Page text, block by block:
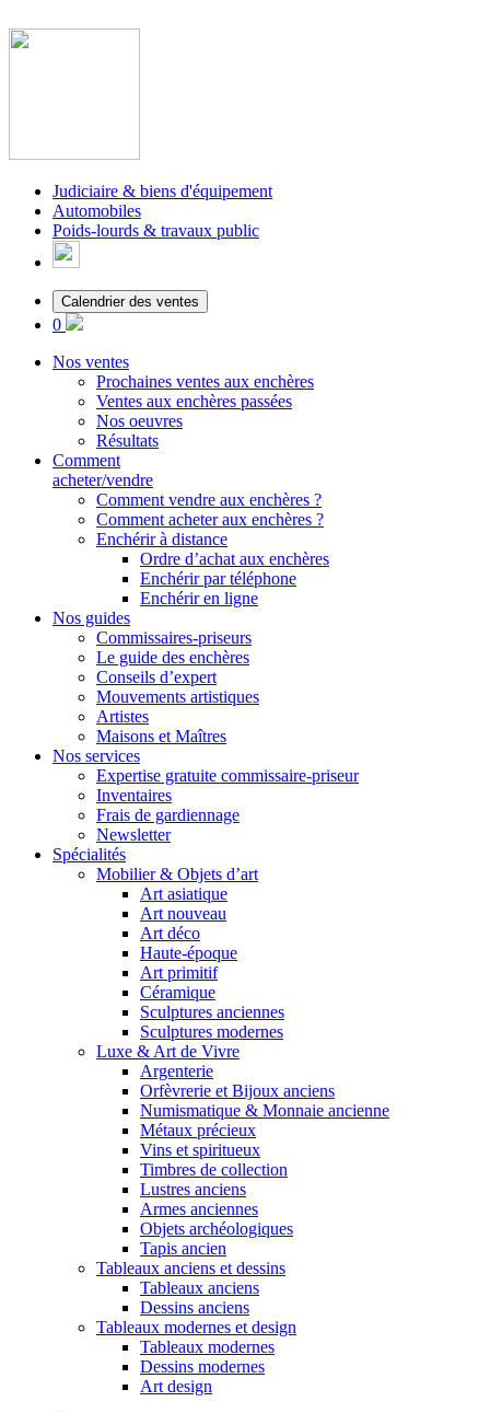
Judiciaire & biens d'équipement
Automobiles
Poids-lourds & travaux public
Calendrier des ventes
0
Nos ventes
Prochaines ventes aux enchères
Ventes aux enchères passées
Nos oeuvres
Résultats
Comment
acheter/vendre
Comment vendre aux enchères ?
Comment acheter aux enchères ?
Enchérir à distance
Ordre d’achat aux enchères
Enchérir par téléphone
Enchérir en ligne
Nos guides
Commissaires-priseurs
Le guide des enchères
Conseils d’expert
Mouvements artistiques
Artistes
Maisons et Maîtres
Nos services
Expertise gratuite commissaire-priseur
Inventaires
Frais de gardiennage
Newsletter
Spécialités
Mobilier & Objets d’art
Art asiatique
Art nouveau
Art déco
Haute-époque
Art primitif
Céramique
Sculptures anciennes
Sculptures modernes
Luxe & Art de Vivre
Argenterie
Orfèvrerie et Bijoux anciens
Numismatique & Monnaie ancienne
Métaux précieux
Vins et spiritueux
Timbres de collection
Lustres anciens
Armes anciennes
Objets archéologiques
Tapis ancien
Tableaux anciens et dessins
Tableaux anciens
Dessins anciens
Tableaux modernes et design
Tableaux modernes
Dessins modernes
Art design